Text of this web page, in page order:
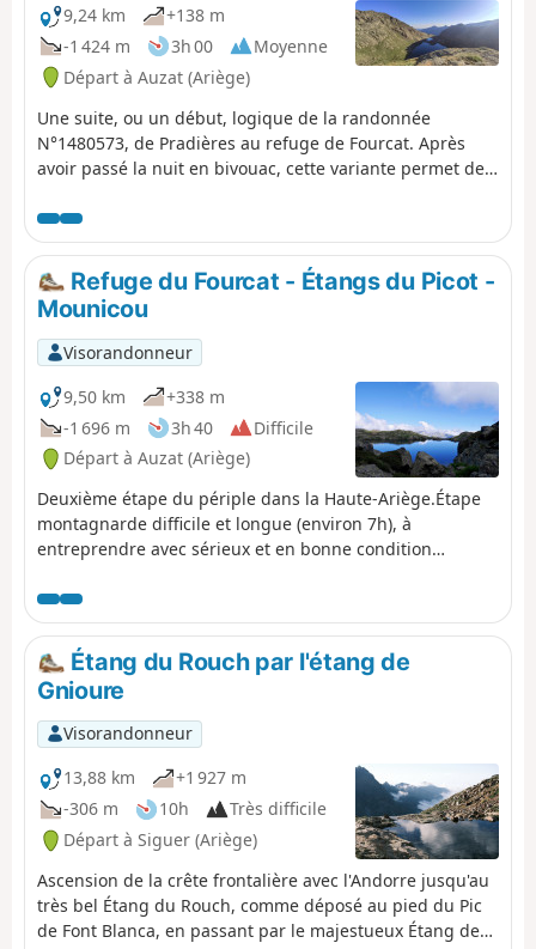
9,24 km
+138 m
-1 424 m
3h 00
Moyenne
Départ à Auzat (Ariège)
Une suite, ou un début, logique de la randonnée
N°1480573, de Pradières au refuge de Fourcat. Après
avoir passé la nuit en bivouac, cette variante permet de
principalement liée au dénivelé total négatif, et à la
traversée de quelques pierriers pénibles. Trace gpx plus
que nécessaire à cause du balisage en bien mauvais état
(mi-juillet 2024).
Refuge du Fourcat - Étangs du Picot -
Mounicou
Visorandonneur
9,50 km
+338 m
-1 696 m
3h 40
Difficile
Départ à Auzat (Ariège)
Deuxième étape du périple dans la Haute-Ariège.Étape
montagnarde difficile et longue (environ 7h), à
entreprendre avec sérieux et en bonne condition
raide montée.Un premier col franchi (2) (cote 2574), des
rochers, des névés, une nouvelle montée et à un autre
col (3) à 2640 m.De cet endroit : passages délicats avec
câbles et pas en acier fixés au rocher.Puis le reste de la
très éprouvante descente dans un magnifique paysage.À
noter que le gîte de Mounicou est fermé en 2026 =>
hébergement à Marc : voir chapitre À voir.
Étang du Rouch par l'étang de
Gnioure
Visorandonneur
13,88 km
+1 927 m
-306 m
10h
Très difficile
Départ à Siguer (Ariège)
Ascension de la crête frontalière avec l'Andorre jusqu'au
très bel Étang du Rouch, comme déposé au pied du Pic
de Font Blanca, en passant par le majestueux Étang de